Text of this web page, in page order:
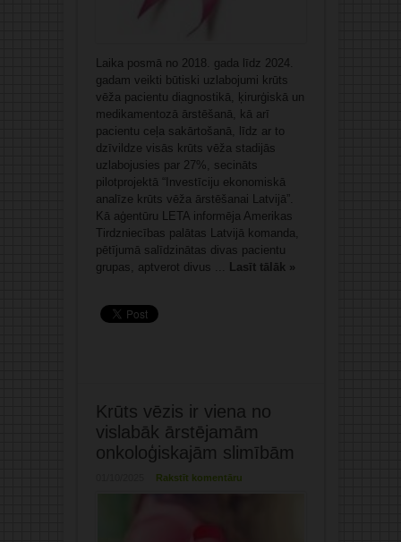
Laika posmā no 2018. gada līdz 2024.
gadam veikti būtiski uzlabojumi krūts
vēža pacientu diagnostikā, ķirurģiskā un
medikamentozā ārstēšanā, kā arī
pacientu ceļa sakārtošanā, līdz ar to
dzīvildze visās krūts vēža stadijās
uzlabojusies par 27%, secināts
pilotprojektā “Investīciju ekonomiskā
analīze krūts vēža ārstēšanai Latvijā”.
Kā aģentūru LETA informēja Amerikas
Tirdzniecības palātas Latvijā komanda,
pētījumā salīdzinātas divas pacientu
grupas, aptverot divus ... Lasīt tālāk »
Krūts vēzis ir viena no
vislabāk ārstējamām
onkoloģiskajām slimībām
Rakstīt komentāru